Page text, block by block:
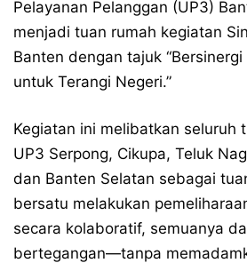
Pelayanan Pelanggan (UP3)
menjadi tuan rumah kegiatan
Banten dengan tajuk
untuk Terangi Negeri.”
Kegiatan ini melibatkan seluruh
UP3 Serpong, Cikupa, Teluk
dan Banten Selatan sebagai
bersatu melakukan
secara kolaboratif, semuanya
bertegangan—tanpa